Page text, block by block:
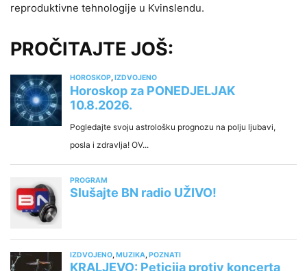
reproduktivne tehnologije u Kvinslendu.
PROČITAJTE JOŠ: